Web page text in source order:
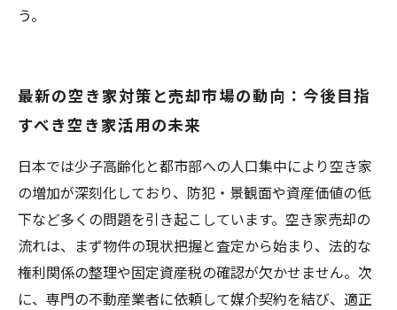
う。
最新の空き家対策と売却市場の動向：今後目指
すべき空き家活用の未来
日本では少子高齢化と都市部への人口集中により空き家
の増加が深刻化しており、防犯・景観面や資産価値の低
下など多くの問題を引き起こしています。空き家売却の
流れは、まず物件の現状把握と査定から始まり、法的な
権利関係の整理や固定資産税の確認が欠かせません。次
に、専門の不動産業者に依頼して媒介契約を結び、適正